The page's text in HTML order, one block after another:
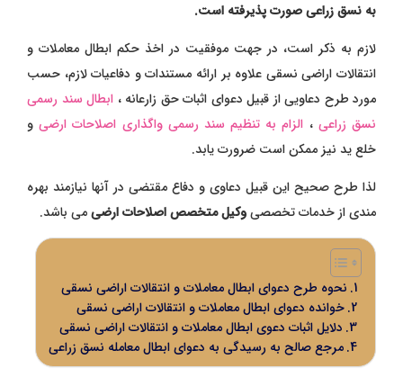
به نسق زراعی صورت پذیرفته است.
لازم به ذکر است، در جهت موفقیت در اخذ حکم ابطال معاملات و
انتقالات اراضی نسقی علاوه بر ارائه مستندات و دفاعیات لازم، حسب
مورد طرح دعاویی از قبیل دعوای اثبات حق زارعانه، ابطال سند رسمی
نسق زراعی ، الزام به تنظیم سند رسمی واگذاری اصلاحات ارضیو
خلع ید نیز ممکن است ضرورت یابد.
لذا طرح صحیح این قبیل دعاوی و دفاع مقتضی در آنها نیازمند بهره
مندی از خدمات تخصصیوکیل متخصص اصلاحات ارضیمی باشد.
نحوه طرح دعوای ابطال معاملات و انتقالات اراضی نسقی
خوانده دعوای ابطال معاملات و انتقالات اراضی نسقی
دلایل اثبات دعوی ابطال معاملات و انتقالات اراضی نسقی
مرجع صالح به رسیدگی به دعوای ابطال معامله نسق زراعی